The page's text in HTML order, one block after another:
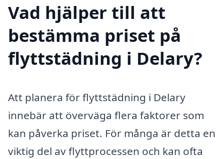
Vad hjälper till att
bestämma priset på
flyttstädning i Delary?
Att planera för flyttstädning i Delary
innebär att överväga flera faktorer som
kan påverka priset. För många är detta en
viktig del av flyttprocessen och kan ofta